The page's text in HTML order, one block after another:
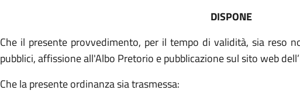
DISPONE
Che il presente provvedimento, per il tempo di validità, sia reso
pubblici, affissione all'Albo Pretorio e pubblicazione sul sito web
Che la presente ordinanza sia trasmessa: